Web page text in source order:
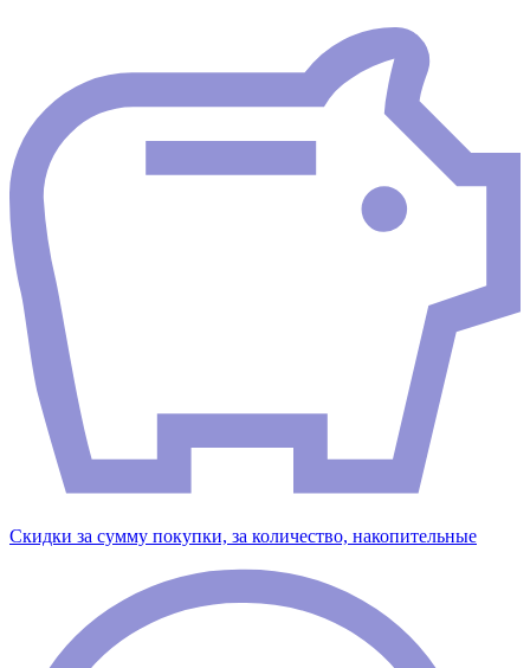
Скидки за сумму покупки, за количество, накопительные